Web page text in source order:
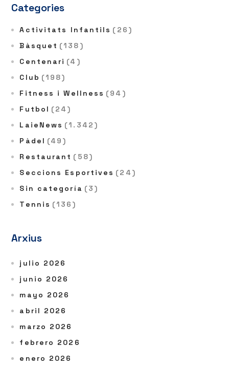
Categories
Activitats Infantils (26)
Bàsquet (138)
Centenari (4)
Club (198)
Fitness i Wellness (94)
Futbol (24)
LaieNews (1.342)
Pàdel (49)
Restaurant (58)
Seccions Esportives (24)
Sin categoría (3)
Tennis (136)
Arxius
julio 2026
junio 2026
mayo 2026
abril 2026
marzo 2026
febrero 2026
enero 2026